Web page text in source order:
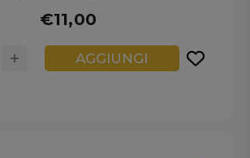
€11,00
+ AGGIUNGI